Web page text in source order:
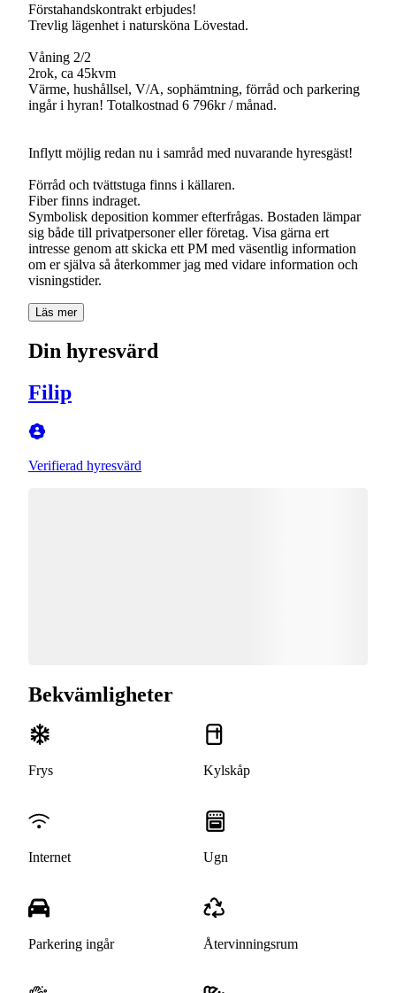
Förstahandskontrakt erbjudes!
Trevlig lägenhet i natursköna Lövestad.
Våning 2/2
2rok, ca 45kvm
Värme, hushållsel, V/A, sophämtning, förråd och parkering
ingår i hyran! Totalkostnad 6 796kr / månad.
Inflytt möjlig redan nu i samråd med nuvarande hyresgäst!
Förråd och tvättstuga finns i källaren.
Fiber finns indraget.
Symbolisk deposition kommer efterfrågas. Bostaden lämpar
sig både till privatpersoner eller företag. Visa gärna ert
intresse genom att skicka ett PM med väsentlig information
om er själva så återkommer jag med vidare information och
visningstider.
Läs mer
Din hyresvärd
Filip
Verifierad hyresvärd
Bekvämligheter
Frys Kylskåp
Internet Ugn
Parkering ingår Återvinningsrum